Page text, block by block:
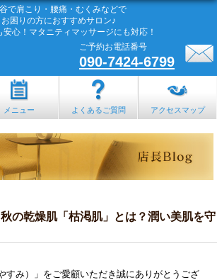
で肩こり・腰痛・むくみなどで
お困りの方におすすめサロン♪
安心！マタニティマッサージにも対応！
ご予約お電話番号
090-7424-6799
メニュー よくあるご質問 アクセスマップ
秋の乾燥肌「枯渇肌」とは？潤い美肌を守
すみ）」をご愛顧いただき誠にありがとうござ